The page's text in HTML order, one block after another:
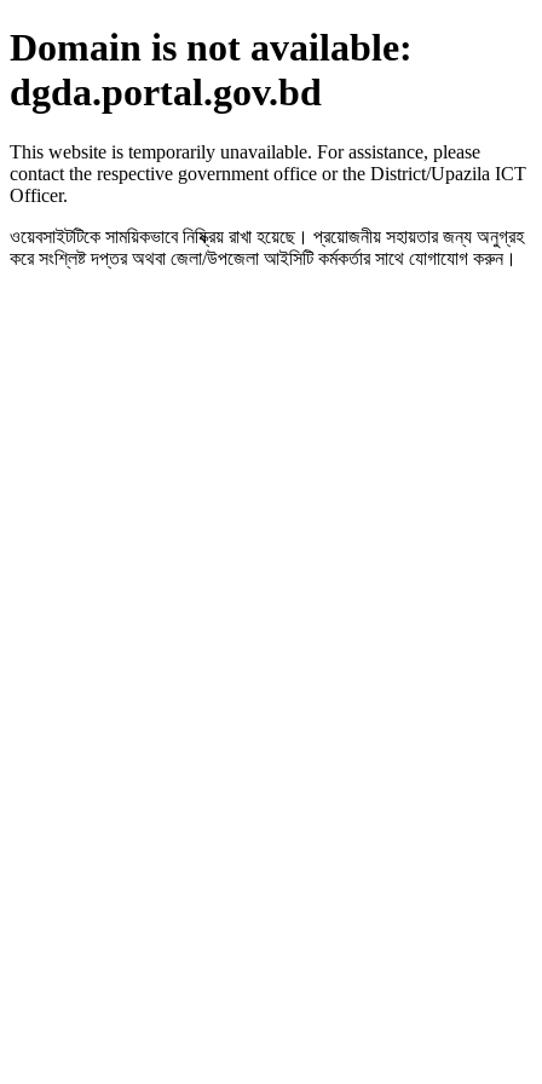
Domain is not available:
dgda.portal.gov.bd
This website is temporarily unavailable. For assistance, please
contact the respective government office or the District/Upazila ICT
Officer.
ওয়েবসাইটটিকে সাময়িকভাবে নিষ্ক্রিয় রাখা হয়েছে। প্রয়োজনীয় সহায়তার জন্য অনুগ্রহ
করে সংশ্লিষ্ট দপ্তর অথবা জেলা/উপজেলা আইসিটি কর্মকর্তার সাথে যোগাযোগ করুন।